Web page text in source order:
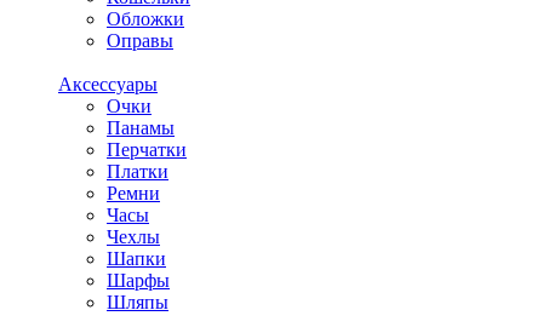
Обложки
Оправы
Аксессуары
Очки
Панамы
Перчатки
Платки
Ремни
Часы
Чехлы
Шапки
Шарфы
Шляпы